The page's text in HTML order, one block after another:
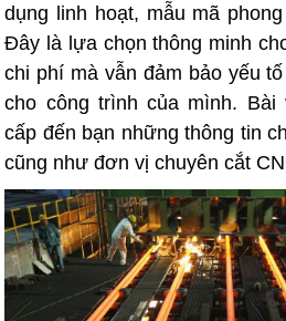
dụng linh hoạt, mẫu mã
Đây là lựa chọn thông minh
chi phí mà vẫn đảm bảo yếu
cho công trình của mình.
cấp đến bạn những thông tin
cũng như đơn vị chuyên cắt